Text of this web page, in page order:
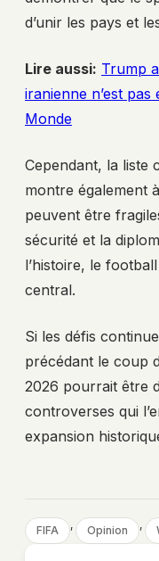
d’unir les pays et
Lire aussi: Trump
iranienne n’est
Monde
Cependant, la liste
montre également
peuvent être
sécurité et la
l’histoire, le
central.
Si les défis
précédant le coup
2026 pourrait être
controverses qui
expansion
FIFA , Opinion ,